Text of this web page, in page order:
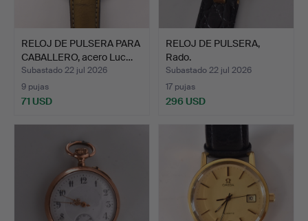
RELOJ DE PULSERA PARA
CABALLERO, acero Luc…
Subastado 22 jul 2026
9 pujas
71 USD
RELOJ DE PULSERA,
Rado.
Subastado 22 jul 2026
17 pujas
296 USD